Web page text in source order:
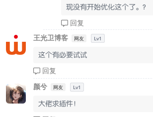
现没有开始优化这个了。?
回复
王光卫博客
网友 Lv1
这个有必要试试
回复
颜兮
网友 Lv1
大佬求插件！